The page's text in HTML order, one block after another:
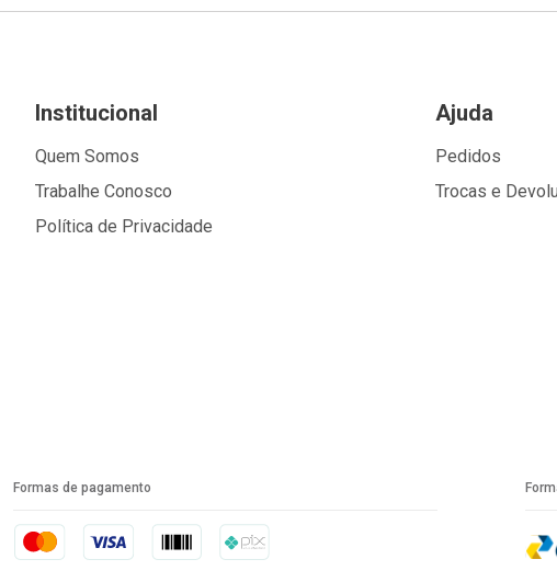
Institucional
Quem Somos
Trabalhe Conosco
Política de Privacidade
Ajuda
Pedidos
Trocas e
Formas de pagamento